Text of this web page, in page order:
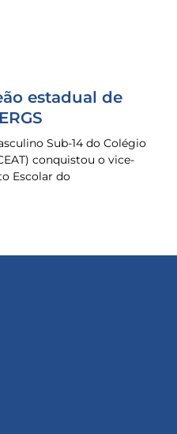
estadual de
Sub-14 do Colégio
conquistou o vice-
Escolar do